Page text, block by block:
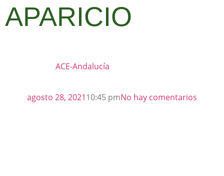
APARICIO
ACE-Andalucía
agosto 28, 202110:45 pmNo hay comentarios